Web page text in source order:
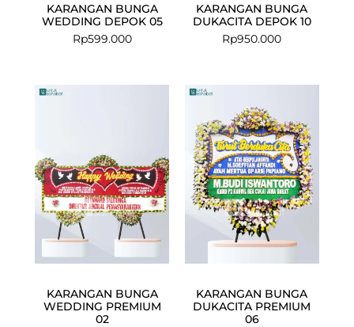
KARANGAN BUNGA
WEDDING DEPOK 05
Rp599.000
KARANGAN BUNGA
DUKACITA DEPOK 10
Rp950.000
KARANGAN BUNGA
WEDDING PREMIUM
02
Rp2.400.000.
Rp2.243.000.
KARANGAN BUNGA
DUKACITA PREMIUM
06